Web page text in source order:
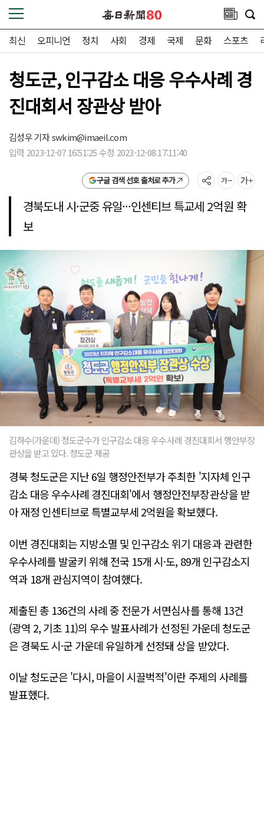
최신 오피니언 정치 사회 경제 국제 문화 스포츠
청도군, 인구감소 대응 우수사례 경
진대회서 장관상 받아
김성우 기자swkim@imaeil.com
입력 2023-12-07 16:51:25 수정 2023-12-08 17:11:40
구글 검색 선호 출처로 추가
경북도내 시·군중 유일···인센티브 특교세 2억원 확
보
김하수(가운데) 청도군수가 인구감소 대응 우수사례 경진대회서 행안부장
관상을 받고 있다. 청도군 제공
경북 청도군은 지난 6일 행정안전부가 주최한 '지자체 인구
감소 대응 우수사례 경진대회'에서 행정안전부장관상을 받
아 재정 인센티브로 특별교부세 2억원을 확보했다.
이번 경진대회는 지방소멸 및 인구감소 위기 대응과 관련한
우수사례를 발굴키 위해 전국 15개 시·도, 89개 인구감소지
역과 18개 관심지역이 참여했다.
제출된 총 136건의 사례 중 전문가 서면심사를 통해 13건
(광역 2, 기초 11)의 우수 발표사례가 선정된 가운데 청도군
은 경북도 시·군 가운데 유일하게 선정돼 상을 받았다.
이날 청도군은 '다시, 마을이 시끌벅적'이란 주제의 사례를
발표했다.